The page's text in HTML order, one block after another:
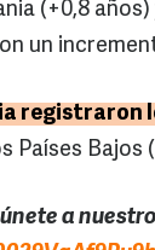
(+0,8
un
registraron
Países Bajos
a